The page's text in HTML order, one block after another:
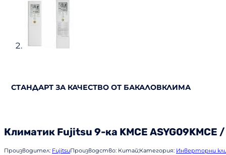
СТАНДАРТ ЗА КАЧЕСТВО ОТ БАКАЛОВКЛИМА
Климатик Fujitsu 9-ка KMCE ASYG09KMCE
Производител: FujitsuПроизводство: Китай;Категория: Инверторни